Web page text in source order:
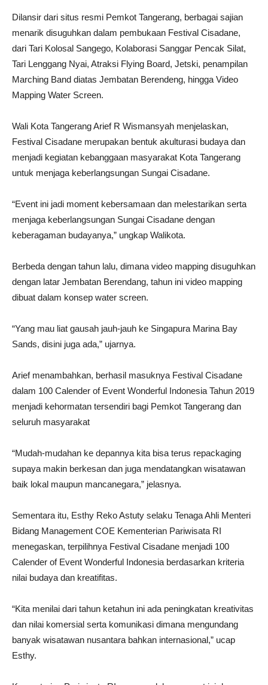
Dilansir dari situs resmi Pemkot Tangerang, berbagai sajian
menarik disuguhkan dalam pembukaan Festival Cisadane,
dari Tari Kolosal Sangego, Kolaborasi Sanggar Pencak Silat,
Tari Lenggang Nyai, Atraksi Flying Board, Jetski, penampilan
Marching Band diatas Jembatan Berendeng, hingga Video
Mapping Water Screen.
Wali Kota Tangerang Arief R Wismansyah menjelaskan,
Festival Cisadane merupakan bentuk akulturasi budaya dan
menjadi kegiatan kebanggaan masyarakat Kota Tangerang
untuk menjaga keberlangsungan Sungai Cisadane.
“Event ini jadi moment kebersamaan dan melestarikan serta
menjaga keberlangsungan Sungai Cisadane dengan
keberagaman budayanya,” ungkap Walikota.
Berbeda dengan tahun lalu, dimana video mapping disuguhkan
dengan latar Jembatan Berendang, tahun ini video mapping
dibuat dalam konsep water screen.
“Yang mau liat gausah jauh-jauh ke Singapura Marina Bay
Sands, disini juga ada,” ujarnya.
Arief menambahkan, berhasil masuknya Festival Cisadane
dalam 100 Calender of Event Wonderful Indonesia Tahun 2019
menjadi kehormatan tersendiri bagi Pemkot Tangerang dan
seluruh masyarakat
“Mudah-mudahan ke depannya kita bisa terus repackaging
supaya makin berkesan dan juga mendatangkan wisatawan
baik lokal maupun mancanegara,” jelasnya.
Sementara itu, Esthy Reko Astuty selaku Tenaga Ahli Menteri
Bidang Management COE Kementerian Pariwisata RI
menegaskan, terpilihnya Festival Cisadane menjadi 100
Calender of Event Wonderful Indonesia berdasarkan kriteria
nilai budaya dan kreatifitas.
“Kita menilai dari tahun ketahun ini ada peningkatan kreativitas
dan nilai komersial serta komunikasi dimana mengundang
banyak wisatawan nusantara bahkan internasional,” ucap
Esthy.